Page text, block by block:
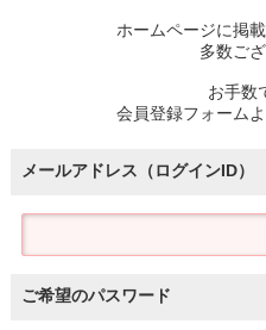
ホームページに掲
多数ござ
お手数
会員登録フォーム
メールアドレス（ログインID）
ご希望のパスワード